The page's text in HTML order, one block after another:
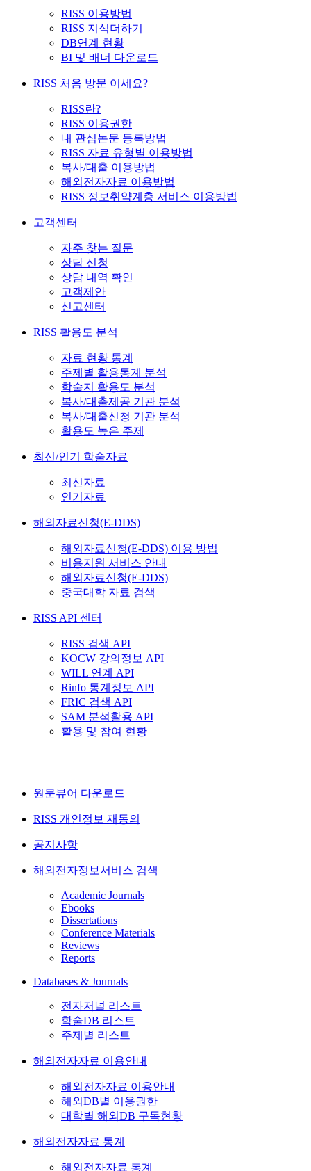
RISS 이용방법
RISS 지식더하기
DB연계 현황
BI 및 배너 다운로드
RISS 처음 방문 이세요?
RISS란?
RISS 이용권한
내 관심논문 등록방법
RISS 자료 유형별 이용방법
복사/대출 이용방법
해외전자자료 이용방법
RISS 정보취약계층 서비스 이용방법
고객센터
자주 찾는 질문
상담 신청
상담 내역 확인
고객제안
신고센터
RISS 활용도 분석
자료 현황 통계
주제별 활용통계 분석
학술지 활용도 분석
복사/대출제공 기관 분석
복사/대출신청 기관 분석
활용도 높은 주제
최신/인기 학술자료
최신자료
인기자료
해외자료신청(E-DDS)
해외자료신청(E-DDS) 이용 방법
비용지원 서비스 안내
해외자료신청(E-DDS)
중국대학 자료 검색
RISS API 센터
RISS 검색 API
KOCW 강의정보 API
WILL 연계 API
Rinfo 통계정보 API
FRIC 검색 API
SAM 분석활용 API
활용 및 참여 현황
원문뷰어 다운로드
RISS 개인정보 재동의
공지사항
해외전자정보서비스 검색
Academic Journals
Ebooks
Dissertations
Conference Materials
Reviews
Reports
Databases & Journals
전자저널 리스트
학술DB 리스트
주제별 리스트
해외전자자료 이용안내
해외전자자료 이용안내
해외DB별 이용권한
대학별 해외DB 구독현황
해외전자자료 통계
해외전자자료 통계